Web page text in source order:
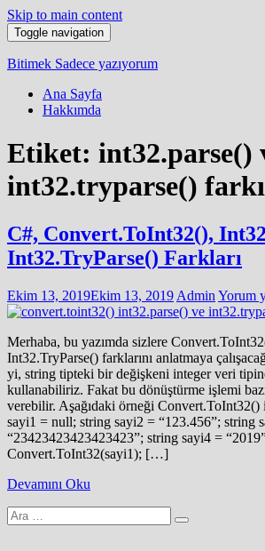
Skip to main content
Toggle navigation
Bitimek Sadece yazıyorum
Ana Sayfa
Hakkımda
Etiket: int32.parse()
int32.tryparse() farkı
C#, Convert.ToInt32(),
Int32.TryParse() Farkları
Ekim 13, 2019Ekim 13, 2019 Admin Yorum
Merhaba, bu yazımda sizlere
Int32.TryParse() farklarını anlatmaya
yi, string tipteki bir değişkeni integer veri
kullanabiliriz. Fakat bu dönüştürme işlemi
verebilir. Aşağıdaki örneği
sayi1 = null; string sayi2 = “123.456”; string
“23423423423423423”; string sayi4 =
Convert.ToInt32(sayi1); […]
Devamını Oku
Arama
yap: